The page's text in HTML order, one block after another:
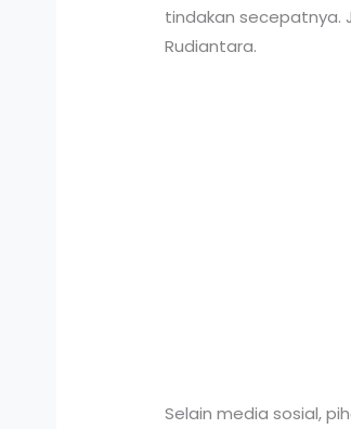
tindakan secepatnya.
Rudiantara.
Selain media sosial,